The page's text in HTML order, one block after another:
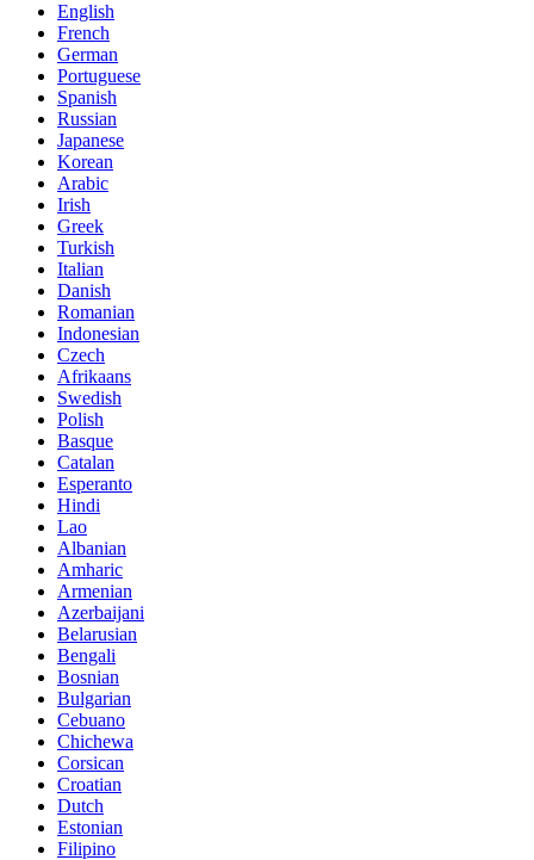
English
French
German
Portuguese
Spanish
Russian
Japanese
Korean
Arabic
Irish
Greek
Turkish
Italian
Danish
Romanian
Indonesian
Czech
Afrikaans
Swedish
Polish
Basque
Catalan
Esperanto
Hindi
Lao
Albanian
Amharic
Armenian
Azerbaijani
Belarusian
Bengali
Bosnian
Bulgarian
Cebuano
Chichewa
Corsican
Croatian
Dutch
Estonian
Filipino